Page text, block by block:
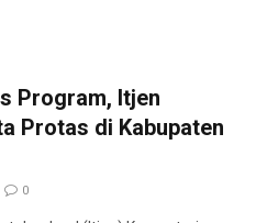
Program, Itjen
Protas di Kabupaten
0